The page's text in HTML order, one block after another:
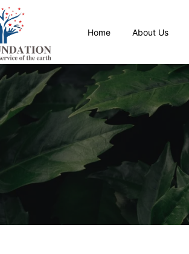
Home About Us